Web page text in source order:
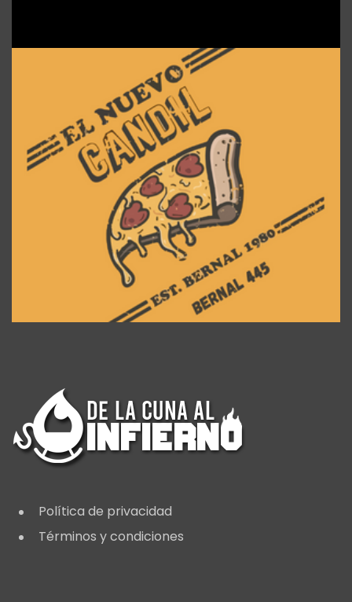
Política de privacidad
Términos y condiciones